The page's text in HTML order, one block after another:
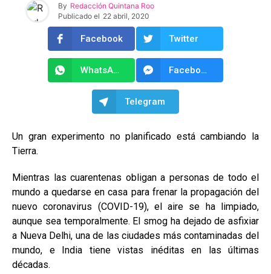
By Redacción Quintana Roo
Publicado el 22 abril, 2020
Facebook Twitter
WhatsApp Facebook Messenger
Telegram
Un gran experimento no planificado está cambiando la
Tierra.
Mientras las cuarentenas obligan a personas de todo el
mundo a quedarse en casa para frenar la propagación del
nuevo coronavirus (COVID-19), el aire se ha limpiado,
aunque sea temporalmente. El smog ha dejado de asfixiar
a Nueva Delhi, una de las ciudades más contaminadas del
mundo, e India tiene vistas inéditas en las últimas
décadas.